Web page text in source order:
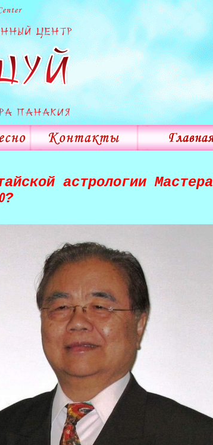
астрологии Мастера